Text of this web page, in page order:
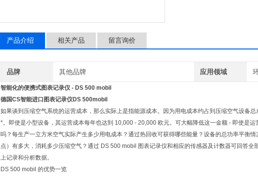
产品介绍 相关产品 留言询价
品牌 其他品牌 应用领域
智能化的便携式图表记录仪 - DS 500 mobil
德国CS智能进口图表记录仪DS 500mobil​
如果谈到压缩空气系统的运营成本，那么实际上是指能源成本。因为用电成本约占到压缩空气设备
*。即使是小型设备，其运营成本每年也达到 10,000 - 20,000 欧元。可大幅降低这一金额 - 即使是
吗？每生产一立方米空气实际产生多少用电成本？通过热回收可获得哪些能量？设备的总功率平衡
点）有多大，消耗多少压缩空气？通过 DS 500 mobil 图表记录仪和相应的传感器及计数器可回答全
上记录和分析数据。
DS 500 mobil 的优势一览